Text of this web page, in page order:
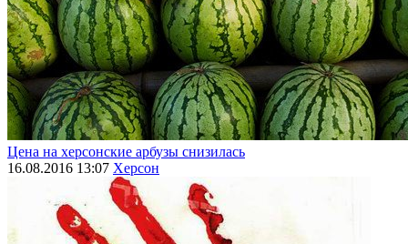
Цена на херсонские арбузы снизилась
16.08.2016 13:07 Херсон